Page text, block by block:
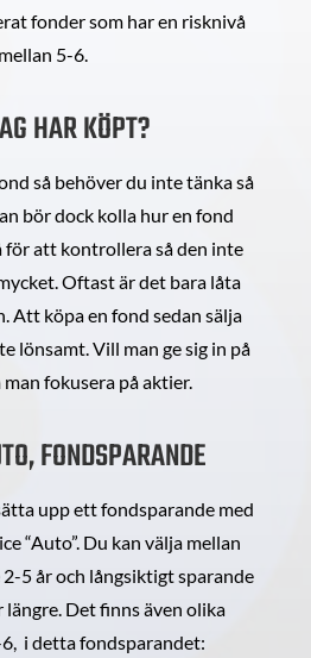
fonder som har en risknivå
mellan 5-6.
HAR KÖPT?
så behöver du inte tänka så
bör dock kolla hur en fond
för att kontrollera så den inte
Oftast är det bara låta
Att köpa en fond sedan sälja
lönsamt. Vill man ge sig in på
man fokusera på aktier.
FONDSPARANDE
upp ett fondsparande med
“Auto”. Du kan välja mellan
5 år och långsiktigt sparande
längre. Det finns även olika
i detta fondsparandet: